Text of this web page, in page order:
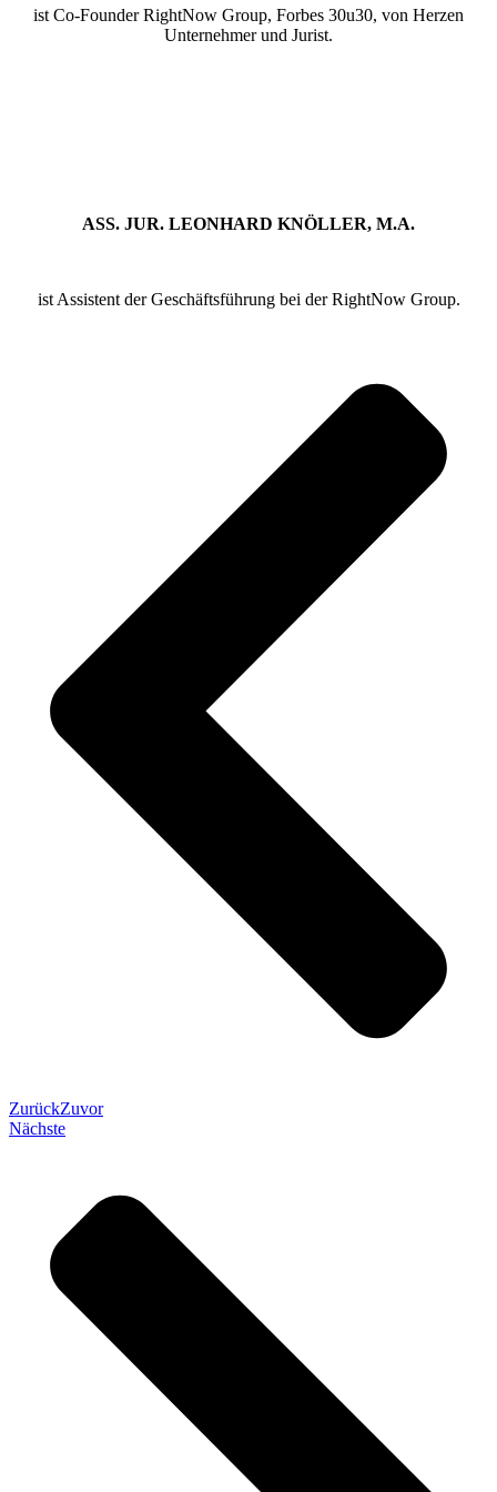
ist Co-Founder RightNow Group, Forbes 30u30, von Herzen
Unternehmer und Jurist.
ASS. JUR. LEONHARD KNÖLLER, M.A.
ist Assistent der Geschäftsführung bei der RightNow Group.
ZurückZuvor
Nächste